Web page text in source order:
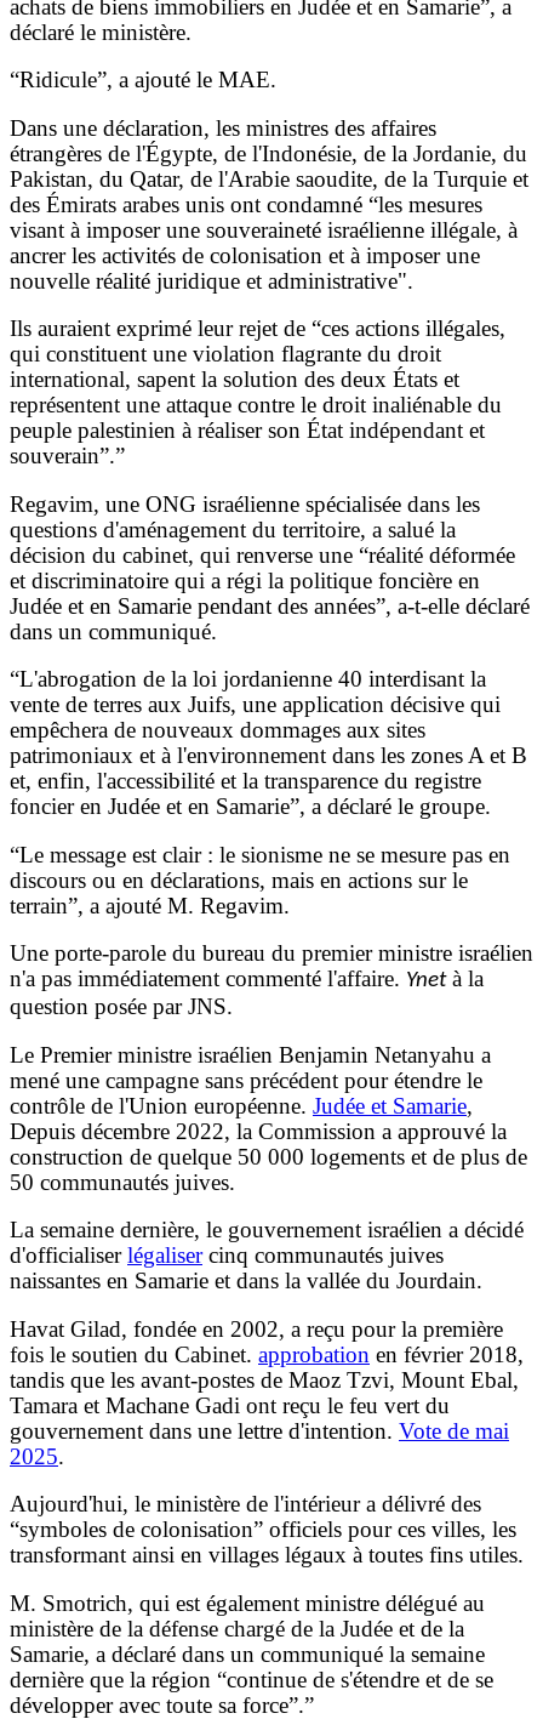
achats de biens immobiliers en Judée et en Samarie”, a
déclaré le ministère.
“Ridicule”, a ajouté le MAE.
Dans une déclaration, les ministres des affaires
étrangères de l'Égypte, de l'Indonésie, de la Jordanie, du
Pakistan, du Qatar, de l'Arabie saoudite, de la Turquie et
des Émirats arabes unis ont condamné “les mesures
visant à imposer une souveraineté israélienne illégale, à
ancrer les activités de colonisation et à imposer une
nouvelle réalité juridique et administrative".
Ils auraient exprimé leur rejet de “ces actions illégales,
qui constituent une violation flagrante du droit
international, sapent la solution des deux États et
représentent une attaque contre le droit inaliénable du
peuple palestinien à réaliser son État indépendant et
souverain”.”
Regavim, une ONG israélienne spécialisée dans les
questions d'aménagement du territoire, a salué la
décision du cabinet, qui renverse une “réalité déformée
et discriminatoire qui a régi la politique foncière en
Judée et en Samarie pendant des années”, a-t-elle déclaré
dans un communiqué.
“L'abrogation de la loi jordanienne 40 interdisant la
vente de terres aux Juifs, une application décisive qui
empêchera de nouveaux dommages aux sites
patrimoniaux et à l'environnement dans les zones A et B
et, enfin, l'accessibilité et la transparence du registre
foncier en Judée et en Samarie”, a déclaré le groupe.
“Le message est clair : le sionisme ne se mesure pas en
discours ou en déclarations, mais en actions sur le
terrain”, a ajouté M. Regavim.
Une porte-parole du bureau du premier ministre israélien
n'a pas immédiatement commenté l'affaire. Ynetà la
question posée par JNS.
Le Premier ministre israélien Benjamin Netanyahu a
mené une campagne sans précédent pour étendre le
contrôle de l'Union européenne. Judée et Samarie,
Depuis décembre 2022, la Commission a approuvé la
construction de quelque 50 000 logements et de plus de
50 communautés juives.
La semaine dernière, le gouvernement israélien a décidé
d'officialiser légalisercinq communautés juives
naissantes en Samarie et dans la vallée du Jourdain.
Havat Gilad, fondée en 2002, a reçu pour la première
fois le soutien du Cabinet. approbation en février 2018,
tandis que les avant-postes de Maoz Tzvi, Mount Ebal,
Tamara et Machane Gadi ont reçu le feu vert du
gouvernement dans une lettre d'intention. Vote de mai
2025.
Aujourd'hui, le ministère de l'intérieur a délivré des
“symboles de colonisation” officiels pour ces villes, les
transformant ainsi en villages légaux à toutes fins utiles.
M. Smotrich, qui est également ministre délégué au
ministère de la défense chargé de la Judée et de la
Samarie, a déclaré dans un communiqué la semaine
dernière que la région “continue de s'étendre et de se
développer avec toute sa force”.”